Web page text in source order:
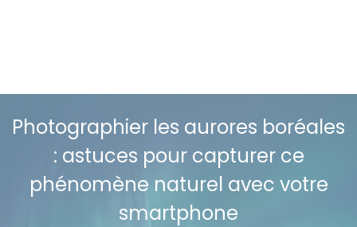
Photographier les aurores boréales
: astuces pour capturer ce
phénomène naturel avec votre
smartphone